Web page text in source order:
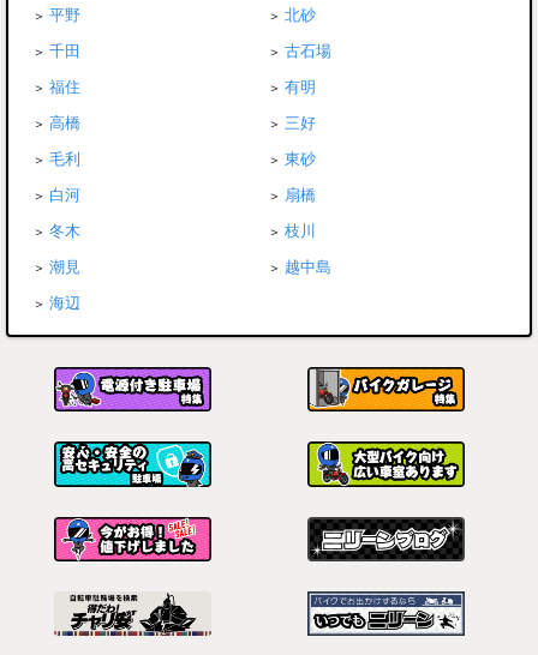
平野
北砂
千田
古石場
福住
有明
高橋
三好
毛利
東砂
白河
扇橋
冬木
枝川
潮見
越中島
海辺